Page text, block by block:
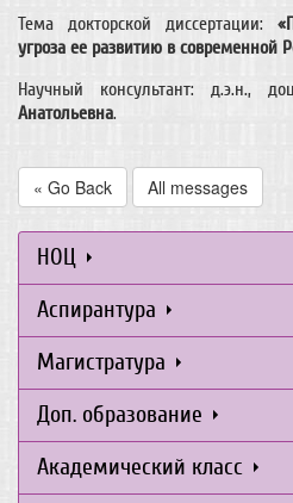
Тема докторской диссертации:
угроза ее развитию в современной
Научный консультант: д.э.н.,
Анатольевна.
« Go Back All messages
НОЦ
Аспирантура
Магистратура
Доп. образование
Академический класс